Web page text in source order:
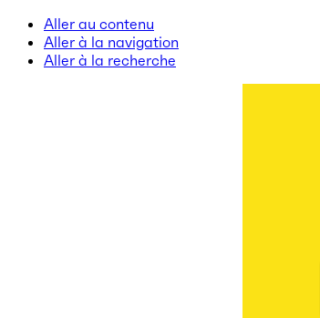
Aller au contenu
Aller à la navigation
Aller à la recherche